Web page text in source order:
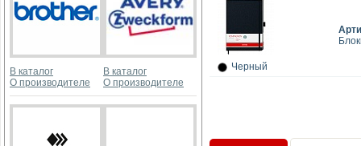
В каталог
О производителе
В каталог
О производителе
Черный